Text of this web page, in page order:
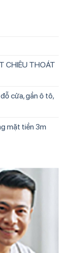
CHIÊU THOÁT
cửa, gần ô tô,
mặt tiền 3m